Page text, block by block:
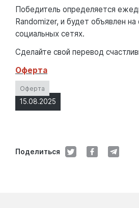
15.08.2025
Поделиться
Победитель определяется
Randomizer, и будет объявлен на
социальных сетях.
Сделайте свой перевод
Оферта
Оферта